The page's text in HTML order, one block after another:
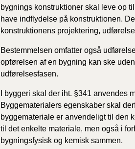
bygnings konstruktioner skal leve op
have indflydelse på konstruktionen.
konstruktionens projektering,
Bestemmelsen omfatter også
opførelsen af en bygning kan ske
udførelsesfasen.
I byggeri skal der iht. §341 anvendes
Byggematerialers egenskaber skal
byggemateriale er anvendeligt til den
til det enkelte materiale, men også i
bygningsfysisk og kemisk sammen.